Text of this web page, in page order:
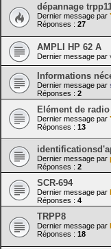
dépannage
Dernier message par
Réponses : 27
AMPLI HP 62 A
Dernier message par
Informations
Dernier message par
Réponses : 2
Elément de radio
Dernier message par
Réponses : 13
Dernier message par
Réponses : 2
SCR-694
Dernier message par
Réponses : 4
TRPP8
Dernier message par
Réponses : 18